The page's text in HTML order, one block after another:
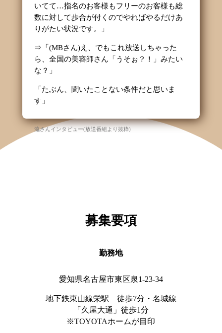
いてて…指名のお客様もフリーのお客様も総
数に対して歩合が付くのでやればやるだけあ
りがたい状況です。」
⇒「(MBさん)え、でもこれ放送しちゃった
ら、全国の美容師さん「うそぉ？！」みたい
な？」
「たぶん、聞いたことない条件だと思いま
す」
流さんインタビュー(放送番組より抜粋)
募集要項
勤務地
愛知県名古屋市東区泉1-23-34
地下鉄東山線栄駅 徒歩7分・名城線
「久屋大通」徒歩1分
※TOYOTAホームが目印